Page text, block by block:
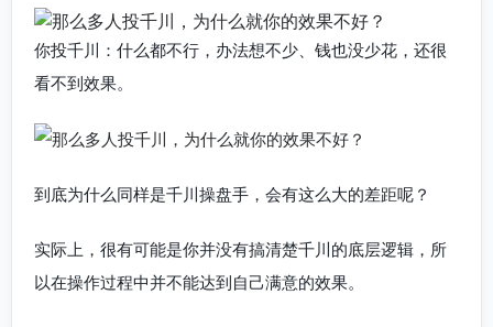
你投千川：什么都不行，办法想不少、钱也没少花，还很
看不到效果。
到底为什么同样是千川操盘手，会有这么大的差距呢？
实际上，很有可能是你并没有搞清楚千川的底层逻辑，所
以在操作过程中并不能达到自己满意的效果。